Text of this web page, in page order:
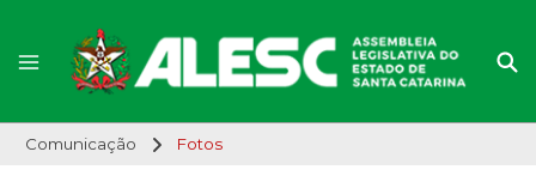
Comunicação Fotos